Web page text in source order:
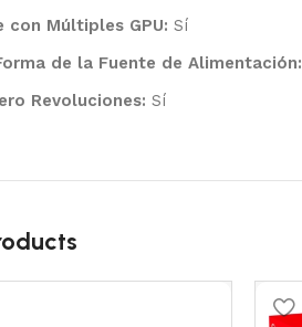
con Múltiples GPU: Sí
de la Fuente de Alimentación:
Revoluciones: Sí